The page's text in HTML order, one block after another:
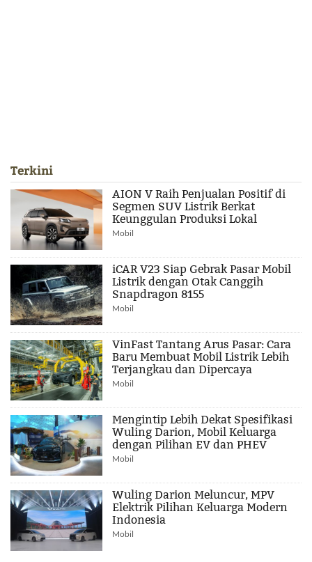
Terkini
AION V Raih Penjualan Positif di
Segmen SUV Listrik Berkat
Keunggulan Produksi Lokal
Mobil
iCAR V23 Siap Gebrak Pasar Mobil
Listrik dengan Otak Canggih
Snapdragon 8155
Mobil
VinFast Tantang Arus Pasar: Cara
Baru Membuat Mobil Listrik Lebih
Terjangkau dan Dipercaya
Mobil
Mengintip Lebih Dekat Spesifikasi
Wuling Darion, Mobil Keluarga
dengan Pilihan EV dan PHEV
Mobil
Wuling Darion Meluncur, MPV
Elektrik Pilihan Keluarga Modern
Indonesia
Mobil